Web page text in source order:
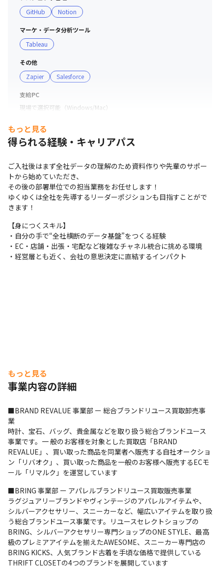
GitHub
Notion
マーケ・データ分析ツール
Tableau
その他
Zapier
Salesforce
支給PC
現場で選択可能（Windows/Mac）
もっと見る
得られる経験・キャリアパス
ご入社後はまず全社データの理解のため資料作りや先輩のサポー
トから始めていただき、
その後の部署単位での担当業務をお任せします！
ゆくゆくは全社を先導するリーダーポジションも目指すことがで
きます！
【身につくスキル】
・自分の手で“全社横断のデータ基盤”をつくる経験
・EC・店舗・出張・宅配など複雑なチャネル統合に挑める環境
・経営層とも近く、会社の意思決定に直結するインパクト
もっと見る
事業内容の詳細
■BRAND REVALUE 事業部 ー 総合ブランドリユース買取卸売事
業
時計、宝石、バッグ、貴金属などを取り扱う総合ブランドユース
事業です。一 般のお客様を対象とした買取店「BRAND
REVALUE」、買い取った商品を同業者へ販売する自社オークショ
ン「リバオク」、買い取った商品を一般のお客様へ販売するECモ
ール「リマルク」を運営しています
■BRING 事業部 ー アパレルブランドリユース買取販売事業
ラグジュアリーブランドやヴィンテージのアパレルアイテムや、
シルバーアクセサリー、スニーカーなど、幅広いアイテムを取り扱
う総合ブランドユース事業です。リユースセレクトショップの
BRING、シルバーアクセサリー専門ショップのONE STYLE、最高
級のプレミアアイテムを揃えたAWESOME、スニーカー専門店の
BRING KICKS、人気ブランド古着を手頃な価格で提供している
THRIFT CLOSETの4つのブランドを展開しています